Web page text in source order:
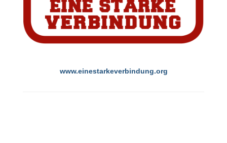
www.einestarkeverbindung.org